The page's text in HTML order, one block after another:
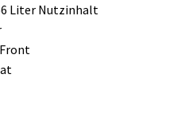
Liter Nutzinhalt